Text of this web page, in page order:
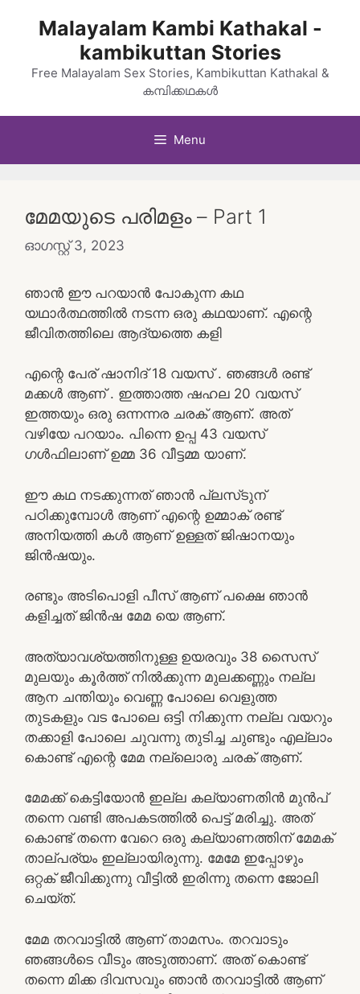
Malayalam Kambi Kathakal -
kambikuttan Stories
Free Malayalam Sex Stories, Kambikuttan Kathakal &
കമ്പിക്കഥകൾ
Menu
മേമയുടെ പരിമളം – Part 1
ഓഗസ്റ്റ്‌ 3, 2023
ഞാൻ ഈ പറയാൻ പോകുന്ന കഥ
യഥാർത്ഥത്തിൽ നടന്ന ഒരു കഥയാണ്. എന്റെ
ജീവിതത്തിലെ ആദ്യത്തെ കളി
എന്റെ പേര് ഷാനിദ് 18 വയസ് . ഞങ്ങൾ രണ്ട്
മക്കൾ ആണ് . ഇത്താത്ത ഷഹല 20 വയസ്
ഇത്തയും ഒരു ഒന്നന്നര ചരക് ആണ്. അത്
വഴിയേ പറയാം. പിന്നെ ഉപ്പ 43 വയസ്
ഗൾഫിലാണ് ഉമ്മ 36 വീട്ടമ്മ യാണ്.
ഈ കഥ നടക്കുന്നത് ഞാൻ പ്ലസ്‌ടുന്
പഠിക്കുമ്പോൾ ആണ് എന്റെ ഉമ്മാക് രണ്ട്
അനിയത്തി കൾ ആണ് ഉള്ളത് ജിഷാനയും
ജിൻഷയും.
രണ്ടും അടിപൊളി പീസ് ആണ് പക്ഷെ ഞാൻ
കളിച്ചത് ജിൻഷ മേമ യെ ആണ്.
അത്യാവശ്യത്തിനുള്ള ഉയരവും 38 സൈസ്
മുലയും കൂർത്ത് നിൽക്കുന്ന മുലക്കണ്ണും നല്ല
ആന ചന്തിയും വെണ്ണ പോലെ വെളുത്ത
തുടകളും വട പോലെ ഒട്ടി നിക്കുന്ന നല്ല വയറും
തക്കാളി പോലെ ചുവന്നു തുടിച്ച ചുണ്ടും എല്ലാം
കൊണ്ട് എന്റെ മേമ നല്ലൊരു ചരക് ആണ്.
മേമക്ക് കെട്ടിയോൻ ഇല്ല കല്യാണതിൻ മുൻപ്
തന്നെ വണ്ടി അപകടത്തിൽ പെട്ട് മരിച്ചു. അത്
കൊണ്ട് തന്നെ വേറെ ഒരു കല്യാണത്തിന് മേമക്
താല്പര്യം ഇല്ലായിരുന്നു. മേമേ ഇപ്പോഴും
ഒറ്റക് ജീവിക്കുന്നു വീട്ടിൽ ഇരിന്നു തന്നെ ജോലി
ചെയ്ത്.
മേമ തറവാട്ടിൽ ആണ് താമസം. തറവാടും
ഞങ്ങൾടെ വീടും അടുത്താണ്. അത് കൊണ്ട്
തന്നെ മിക്ക ദിവസവും ഞാൻ തറവാട്ടിൽ ആണ്